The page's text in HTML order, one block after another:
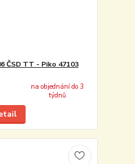
ČSD TT - Piko 47103
na objednání do 3
týdnů